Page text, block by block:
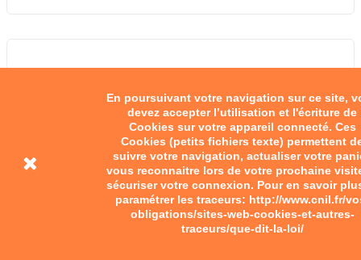
En poursuivant votre navigation sur ce site,
devez accepter l’utilisation et l'écriture de
Cookies sur votre appareil connecté. Ces
Cookies (petits fichiers texte) permettent
suivre votre navigation, actualiser votre
vous reconnaitre lors de votre prochaine
sécuriser votre connexion. Pour en savoir
paramétrer les traceurs: http://www.cnil.fr/
obligations/sites-web-cookies-et-autres-
traceurs/que-dit-la-loi/